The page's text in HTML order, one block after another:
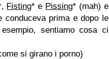
Fisting* e Pissing* (mah) e
conduceva prima e dopo le
sentiamo cosa ci
si girano i porno)